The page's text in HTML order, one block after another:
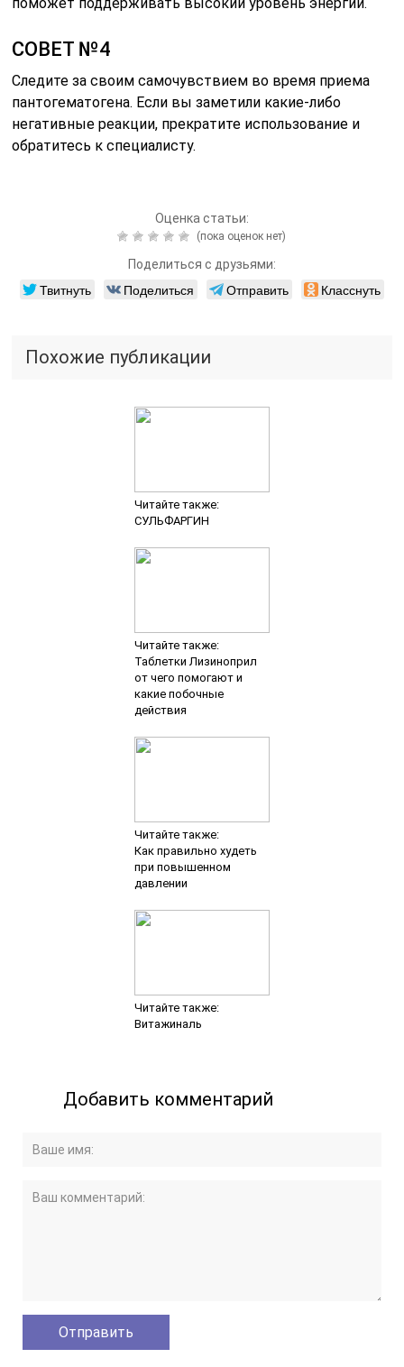
СОВЕТ №4
Следите за своим самочувствием во время приема
пантогематогена. Если вы заметили какие-либо
негативные реакции, прекратите использование и
обратитесь к специалисту.
Оценка статьи:
(пока оценок нет)
Поделиться с друзьями:
Твитнуть Поделиться Отправить Класснуть
Похожие публикации
Читайте также:
СУЛЬФАРГИН
Читайте также:
Таблетки Лизиноприл
от чего помогают и
какие побочные
действия
Читайте также:
Как правильно худеть
при повышенном
давлении
Читайте также:
Витажиналь
Добавить комментарий